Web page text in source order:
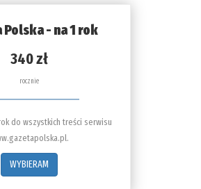
Polska - na 1 rok
340 zł
rocznie
do wszystkich treści serwisu
WYBIERAM